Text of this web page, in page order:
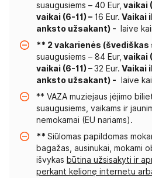
suaugusiems – 40 Eur, vaikai
vaikai (6-11) – 16 Eur. Vaikai
anksto užsakant) -
laive
** 2 vakarienės (švediškas
suaugusiems – 84 Eur, vaikai
vaikai (6-11) –32 Eur. Vaikai
anksto užsakant) - laive
** VAZA muziejaus įėjimo
suaugusiems, vaikams ir
nemokamai (EU nariams).
** Siūlomas papildomas
bagažas, ausinukai, mokami
išvykas būtina užsisakyti ir
perkant kelionę internetu